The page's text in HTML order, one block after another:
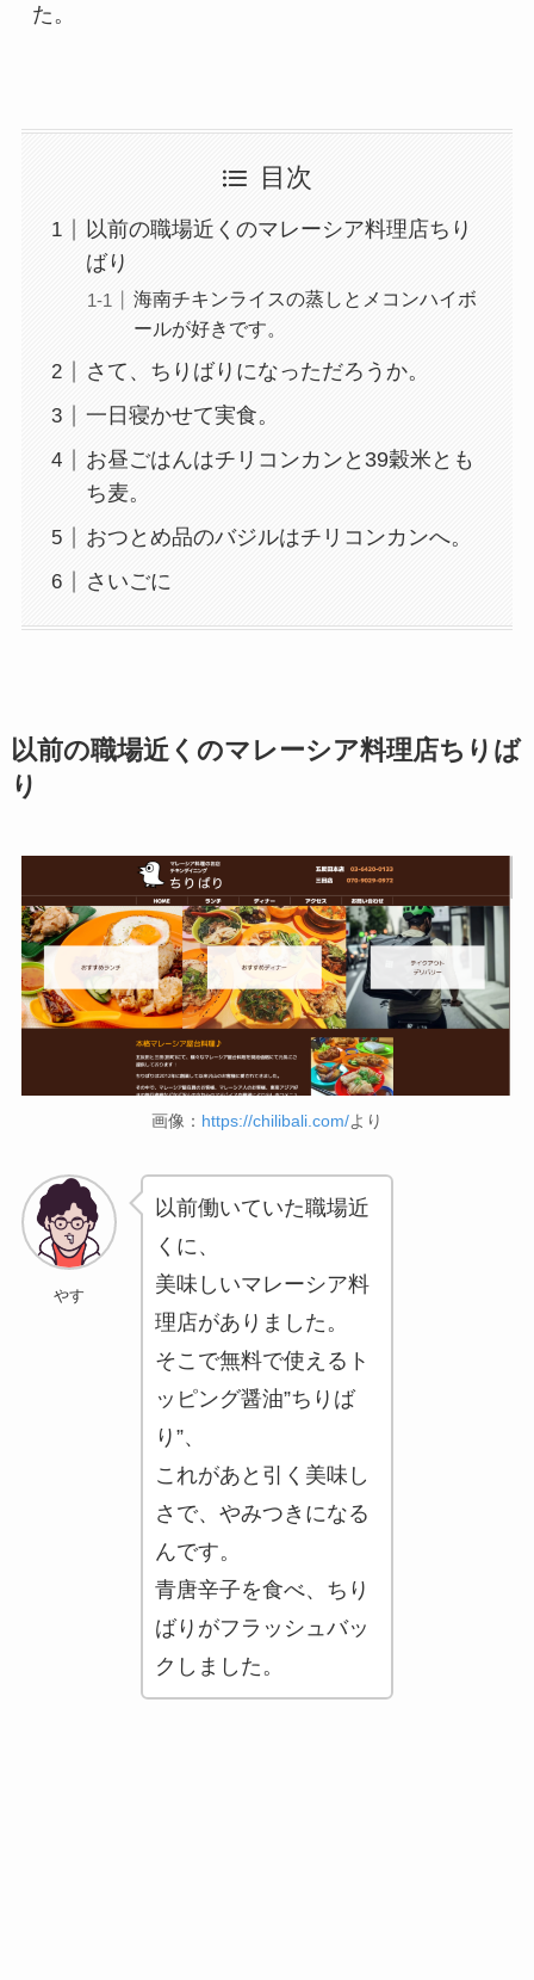
た。
目次
以前の職場近くのマレーシア料理店ちり
ばり
海南チキンライスの蒸しとメコンハイボ
ールが好きです。
さて、ちりばりになっただろうか。
一日寝かせて実食。
お昼ごはんはチリコンカンと39穀米とも
ち麦。
おつとめ品のバジルはチリコンカンへ。
さいごに
以前の職場近くのマレーシア料理店ちりば
り
画像： https://chilibali.com/より
やす
以前働いていた職場近
くに、
美味しいマレーシア料
理店がありました。
そこで無料で使えるト
ッピング醤油”ちりば
り”、
これがあと引く美味し
さで、やみつきになる
んです。
青唐辛子を食べ、ちり
ばりがフラッシュバッ
クしました。